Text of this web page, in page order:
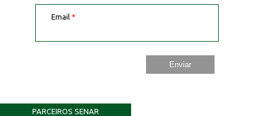
Email *
PARCEIROS SENAR